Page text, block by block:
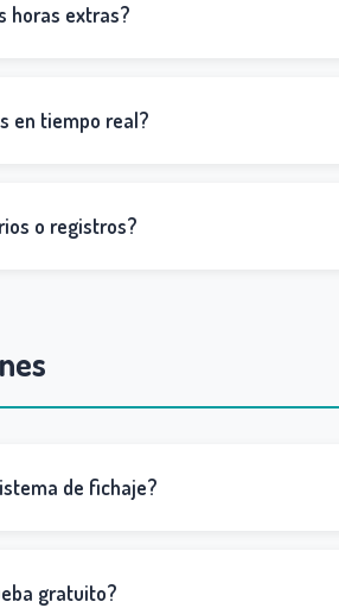
horas extras?
en tiempo real?
o registros?
de fichaje?
gratuito?